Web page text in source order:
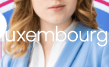
luxembourg